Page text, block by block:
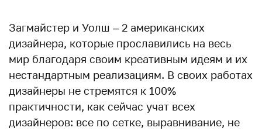
Загмайстер и Уолш – 2 американских
дизайнера, которые прославились на весь
мир благодаря своим креативным идеям и их
нестандартным реализациям. В своих работах
дизайнеры не стремятся к 100%
практичности, как сейчас учат всех
дизайнеров: все по сетке, выравнивание, не